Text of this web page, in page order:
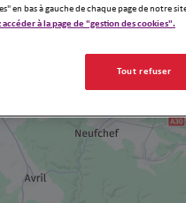
en bas à gauche de chaque page de notre
à la page de "gestion des cookies".
Tout refuser